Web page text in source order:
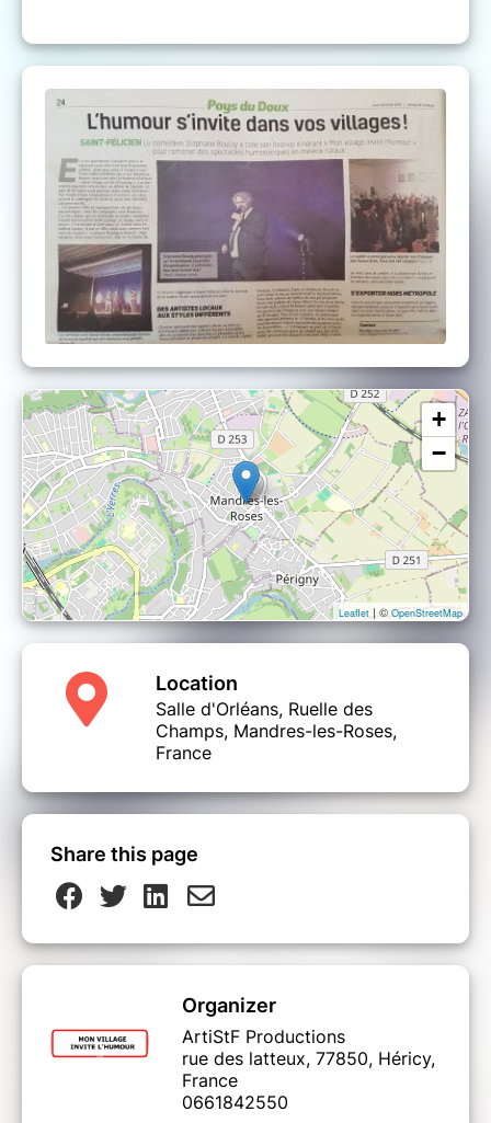
+
−
Leaflet | © OpenStreetMap
Location
Salle d'Orléans, Ruelle des
Champs, Mandres-les-Roses,
France
Share this page
Organizer
ArtiStF Productions
rue des latteux, 77850, Héricy,
France
0661842550